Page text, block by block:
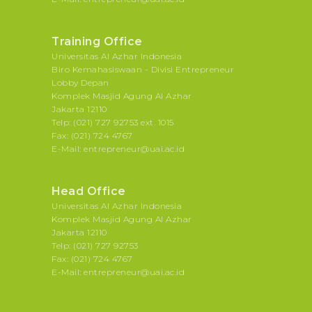
Training Office
Universitas Al Azhar Indonesia
Biro Kemahasiswaan - Divisi Entrepreneur
Lobby Depan
Komplek Masjid Agung Al Azhar
Jakarta 12110
Telp: (021) 727 92753 ext. 1015
Fax: (021) 724 4767
E-Mail: entrepreneur@uai.ac.id
Head Office
Universitas Al Azhar Indonesia
Komplek Masjid Agung Al Azhar
Jakarta 12110
Telp: (021) 727 92753
Fax: (021) 724 4767
E-Mail: entrepreneur@uai.ac.id